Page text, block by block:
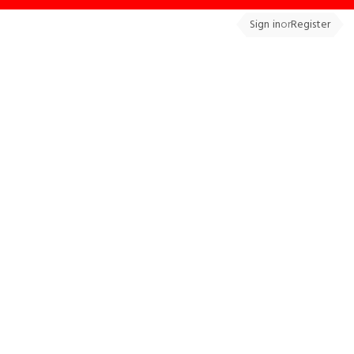
Sign inorRegister